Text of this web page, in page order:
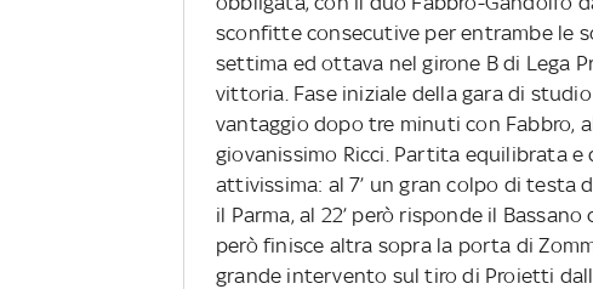
sconfitte consecutive per entrambe le
settima ed ottava nel girone B di Lega
vittoria. Fase iniziale della gara di
vantaggio dopo tre minuti con Fabbro,
giovanissimo Ricci. Partita equilibrata
attivissima: al 7’ un gran colpo di testa
il Parma, al 22’ però risponde il
però finisce altra sopra la porta di
grande intervento sul tiro di Proietti